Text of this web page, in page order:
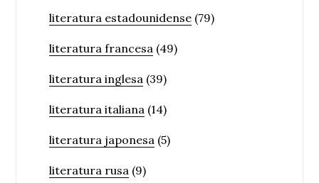
literatura estadounidense (79)
literatura francesa (49)
literatura inglesa (39)
literatura italiana (14)
literatura japonesa (5)
literatura rusa (9)